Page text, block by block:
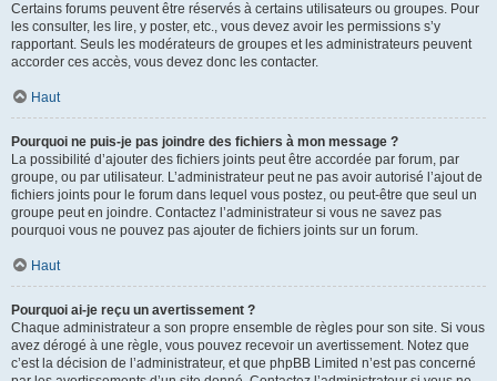
Certains forums peuvent être réservés à certains utilisateurs ou groupes. Pour
les consulter, les lire, y poster, etc., vous devez avoir les permissions s’y
rapportant. Seuls les modérateurs de groupes et les administrateurs peuvent
accorder ces accès, vous devez donc les contacter.
Haut
Pourquoi ne puis-je pas joindre des fichiers à mon message ?
La possibilité d’ajouter des fichiers joints peut être accordée par forum, par
groupe, ou par utilisateur. L’administrateur peut ne pas avoir autorisé l’ajout de
fichiers joints pour le forum dans lequel vous postez, ou peut-être que seul un
groupe peut en joindre. Contactez l’administrateur si vous ne savez pas
pourquoi vous ne pouvez pas ajouter de fichiers joints sur un forum.
Haut
Pourquoi ai-je reçu un avertissement ?
Chaque administrateur a son propre ensemble de règles pour son site. Si vous
avez dérogé à une règle, vous pouvez recevoir un avertissement. Notez que
c’est la décision de l’administrateur, et que phpBB Limited n’est pas concerné